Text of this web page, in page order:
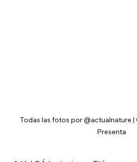
Todas las fotos por @actualnature
Presenta